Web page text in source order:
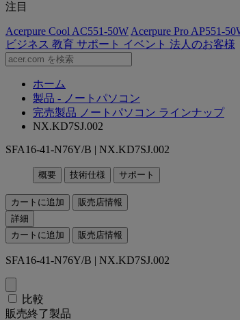
注目
Acerpure Cool AC551-50W Acerpure Pro AP551-
ビジネス 教育 サポート イベント 法人のお客様
ホーム
製品 - ノートパソコン
完売製品 ノートパソコン ラインナップ
NX.KD7SJ.002
SFA16-41-N76Y/B | NX.KD7SJ.002
概要 技術仕様 サポート
カートに追加
販売店情報
詳細
カートに追加
販売店情報
SFA16-41-N76Y/B | NX.KD7SJ.002
比較
販売終了製品